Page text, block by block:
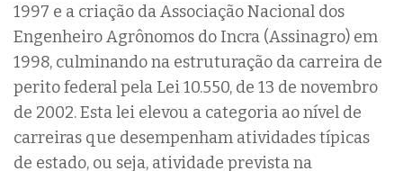
1997 e a criação da Associação Nacional dos
Engenheiro Agrônomos do Incra (Assinagro) em
1998, culminando na estruturação da carreira de
perito federal pela Lei 10.550, de 13 de novembro
de 2002. Esta lei elevou a categoria ao nível de
carreiras que desempenham atividades típicas
de estado, ou seja, atividade prevista na